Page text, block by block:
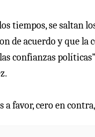
tiempos, se saltan
de acuerdo y que
confianzas
favor, cero en